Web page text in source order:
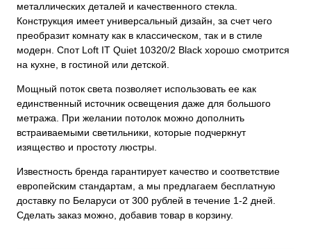
металлических деталей и качественного стекла.
Конструкция имеет универсальный дизайн, за счет чего
преобразит комнату как в классическом, так и в стиле
модерн. Спот Loft IT Quiet 10320/2 Black хорошо смотрится
на кухне, в гостиной или детской.
Мощный поток света позволяет использовать ее как
единственный источник освещения даже для большого
метража. При желании потолок можно дополнить
встраиваемыми светильники, которые подчеркнут
изящество и простоту люстры.
Известность бренда гарантирует качество и соответствие
европейским стандартам, а мы предлагаем бесплатную
доставку по Беларуси от 300 рублей в течение 1-2 дней.
Сделать заказ можно, добавив товар в корзину.